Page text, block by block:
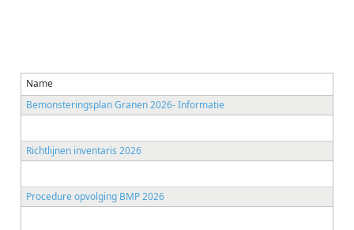
Name
Bemonsteringsplan Granen 2026- Informatie
Richtlijnen inventaris 2026
Procedure opvolging BMP 2026